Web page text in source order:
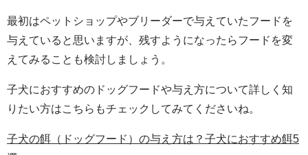
最初はペットショップやブリーダーで与えていたフードを
与えていると思いますが、残すようになったらフードを変
えてみることも検討しましょう。
子犬におすすめのドッグフードや与え方について詳しく知
りたい方はこちらもチェックしてみてくださいね。
子犬の餌（ドッグフード）の与え方は？子犬におすすめ餌5